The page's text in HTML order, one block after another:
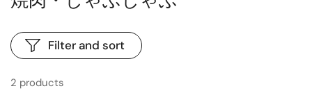
2 products
Filter and sort